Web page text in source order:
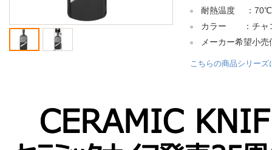
耐熱温度 ：70℃
カラー ：チャ
メーカー希望小
こちらの商品シリーズ